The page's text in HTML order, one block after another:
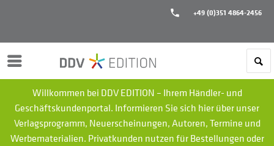
+49 (0)351 4864-2456
Menü
Willkommen bei DDV EDITION – Ihrem Händler- und
Geschäftskundenportal. Informieren Sie sich hier über unser
Verlagsprogramm, Neuerscheinungen, Autoren, Termine und
Werbematerialien. Privatkunden nutzen für Bestellungen oder